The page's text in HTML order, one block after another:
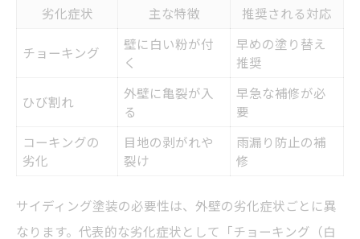
サイディング塗装はどのタイミングで考えるべ
きか解説
築年数と劣化症状から見る塗装時期の目安
サイディング塗装を検討する最適なタイミ
塗り替え時期を逃さないチェックポイント
劣化症状 主な特徴 推奨される対応
チョーキング
壁に白い粉が付
く
早めの塗り替え
推奨
ひび割れ
外壁に亀裂が入
る
早急な補修が必
要
コーキングの
劣化
目地の剥がれや
裂け
雨漏り防止の補
修
サイディング塗装の必要性は、外壁の劣化症状ごとに異
なります。代表的な劣化症状として「チョーキング（白